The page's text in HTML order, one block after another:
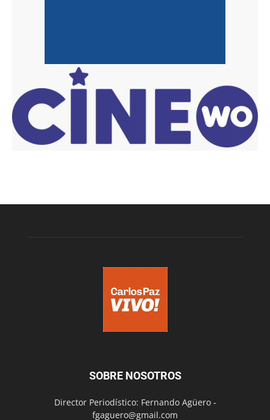
SOBRE NOSOTROS
Director Periodístico: Fernando Agüero -
fgaguero@gmail.com